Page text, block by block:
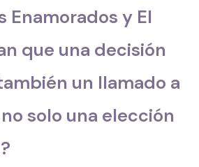
Enamorados y El
que una decisión
un llamado a
solo una elección